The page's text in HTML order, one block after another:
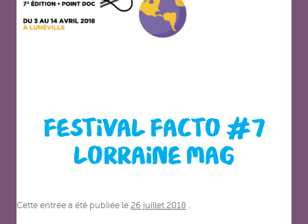
FESTIVAL FACTO #7
LORRAINE MAG
Cette entrée a été publiée le 26 juillet 2018 .